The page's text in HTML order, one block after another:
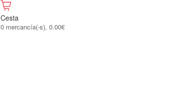
Cesta
0 mercancía(-s), 0.00€